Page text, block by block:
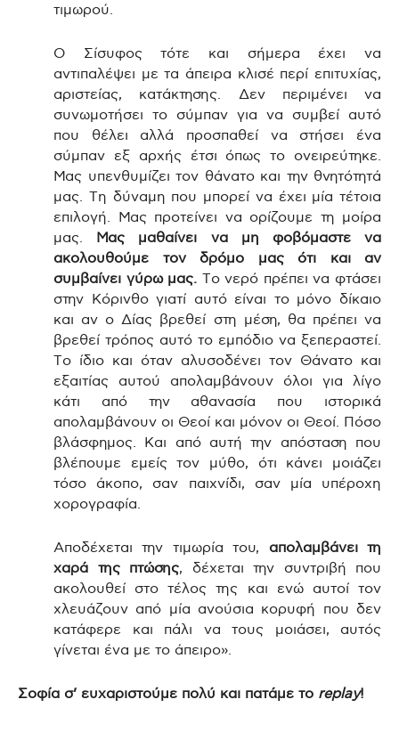
τιμωρού.
Ο Σίσυφος τότε και σήμερα έχει να
αντιπαλέψει με τα άπειρα κλισέ περί επιτυχίας,
αριστείας, κατάκτησης. Δεν περιμένει να
συνωμοτήσει το σύμπαν για να συμβεί αυτό
που θέλει αλλά προσπαθεί να στήσει ένα
σύμπαν εξ αρχής έτσι όπως το ονειρεύτηκε.
Μας υπενθυμίζει τον θάνατο και την θνητότητά
μας. Τη δύναμη που μπορεί να έχει μία τέτοια
επιλογή. Μας προτείνει να ορίζουμε τη μοίρα
μας. Μας μαθαίνει να μη φοβόμαστε να
ακολουθούμε τον δρόμο μας ότι και αν
συμβαίνει γύρω μας. Το νερό πρέπει να φτάσει
στην Κόρινθο γιατί αυτό είναι το μόνο δίκαιο
και αν ο Δίας βρεθεί στη μέση, θα πρέπει να
βρεθεί τρόπος αυτό το εμπόδιο να ξεπεραστεί.
Το ίδιο και όταν αλυσοδένει τον Θάνατο και
εξαιτίας αυτού απολαμβάνουν όλοι για λίγο
κάτι από την αθανασία που ιστορικά
απολαμβάνουν οι Θεοί και μόνον οι Θεοί. Πόσο
βλάσφημος. Και από αυτή την απόσταση που
βλέπουμε εμείς τον μύθο, ότι κάνει μοιάζει
τόσο άκοπο, σαν παιχνίδι, σαν μία υπέροχη
χορογραφία.
Αποδέχεται την τιμωρία του, απολαμβάνει τη
χαρά της πτώσης, δέχεται την συντριβή που
ακολουθεί στο τέλος της και ενώ αυτοί τον
χλευάζουν από μία ανούσια κορυφή που δεν
κατάφερε και πάλι να τους μοιάσει, αυτός
γίνεται ένα με το άπειρο».
Σοφία σ’ ευχαριστούμε πολύ και πατάμε το replay!